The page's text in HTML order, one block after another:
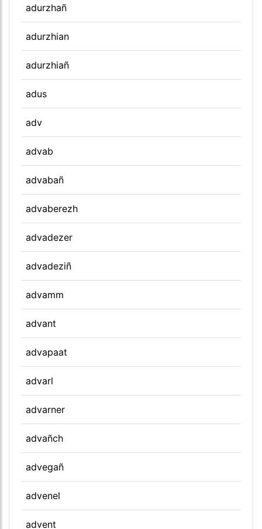
adurzhañ
adurzhian
adurzhiañ
adus
adv
advab
advabañ
advaberezh
advadezer
advadeziñ
advamm
advant
advapaat
advarl
advarner
advañch
advegañ
advenel
advent